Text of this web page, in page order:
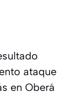
ataque
en Oberá